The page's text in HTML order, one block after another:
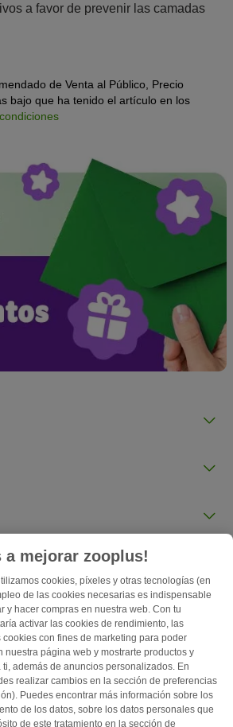
a favor de prevenir las camadas
de Venta al Público, Precio
bajo que ha tenido el artículo en los
a mejorar zooplus!
cookies, píxeles y otras tecnologías (en
de las cookies necesarias es indispensable
y hacer compras en nuestra web. Con tu
activar las cookies de rendimiento, las
con fines de marketing para poder
nuestra página web y mostrarte productos y
además de anuncios personalizados. En
realizar cambios en la sección de preferencias
Puedes encontrar más información sobre los
de los datos, sobre los datos personales que
de este tratamiento en la sección de